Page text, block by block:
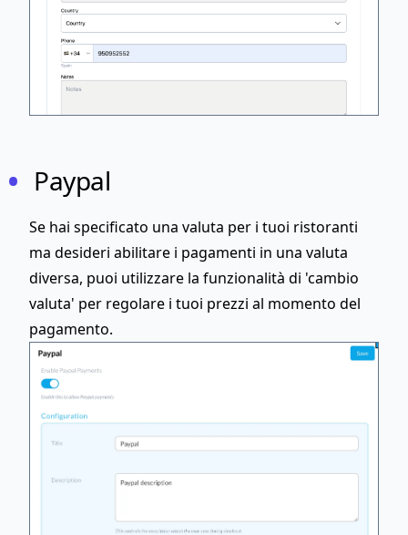
Paypal
Se hai specificato una valuta per i tuoi ristoranti
ma desideri abilitare i pagamenti in una valuta
diversa, puoi utilizzare la funzionalità di 'cambio
valuta' per regolare i tuoi prezzi al momento del
pagamento.